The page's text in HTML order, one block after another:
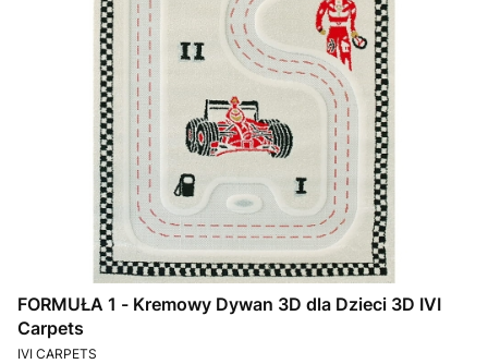
FORMUŁA 1 - Kremowy Dywan 3D dla Dzieci 3D IVI
Carpets
PRODUCENT
IVI CARPETS